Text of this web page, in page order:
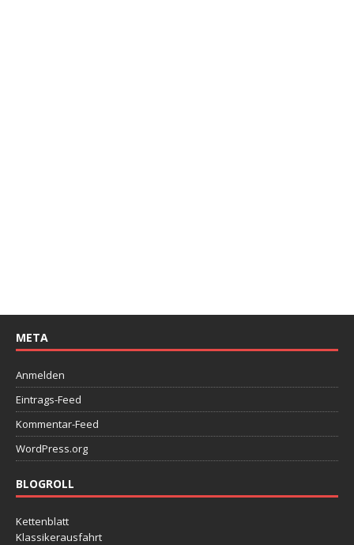
META
Anmelden
Eintrags-Feed
Kommentar-Feed
WordPress.org
BLOGROLL
Kettenblatt
Klassikerausfahrt